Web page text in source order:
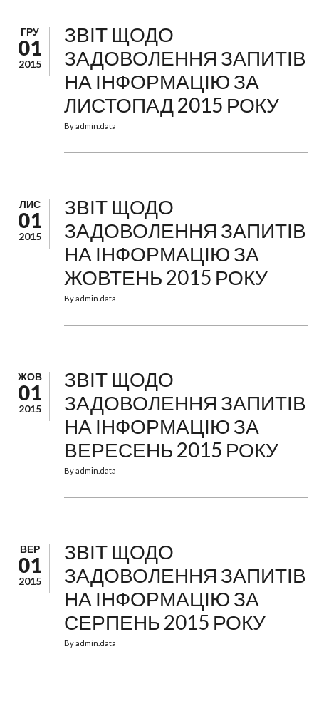
ГРУ
01
2015
ЗВІТ ЩОДО
ЗАДОВОЛЕННЯ ЗАПИТІВ
НА ІНФОРМАЦІЮ ЗА
ЛИСТОПАД 2015 РОКУ
Byadmin.data
ЛИС
01
2015
ЗВІТ ЩОДО
ЗАДОВОЛЕННЯ ЗАПИТІВ
НА ІНФОРМАЦІЮ ЗА
ЖОВТЕНЬ 2015 РОКУ
Byadmin.data
ЖОВ
01
2015
ЗВІТ ЩОДО
ЗАДОВОЛЕННЯ ЗАПИТІВ
НА ІНФОРМАЦІЮ ЗА
ВЕРЕСЕНЬ 2015 РОКУ
Byadmin.data
ВЕР
01
2015
ЗВІТ ЩОДО
ЗАДОВОЛЕННЯ ЗАПИТІВ
НА ІНФОРМАЦІЮ ЗА
СЕРПЕНЬ 2015 РОКУ
Byadmin.data